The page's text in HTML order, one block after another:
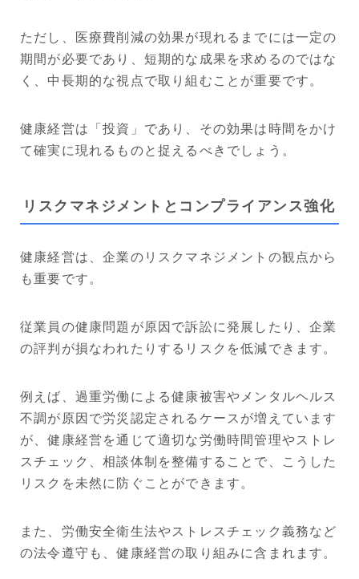
ただし、医療費削減の効果が現れるまでには一定の
期間が必要であり、短期的な成果を求めるのではな
く、中長期的な視点で取り組むことが重要です。
健康経営は「投資」であり、その効果は時間をかけ
て確実に現れるものと捉えるべきでしょう。
リスクマネジメントとコンプライアンス強化
健康経営は、企業のリスクマネジメントの観点から
も重要です。
従業員の健康問題が原因で訴訟に発展したり、企業
の評判が損なわれたりするリスクを低減できます。
例えば、過重労働による健康被害やメンタルヘルス
不調が原因で労災認定されるケースが増えています
が、健康経営を通じて適切な労働時間管理やストレ
スチェック、相談体制を整備することで、こうした
リスクを未然に防ぐことができます。
また、労働安全衛生法やストレスチェック義務など
の法令遵守も、健康経営の取り組みに含まれます。